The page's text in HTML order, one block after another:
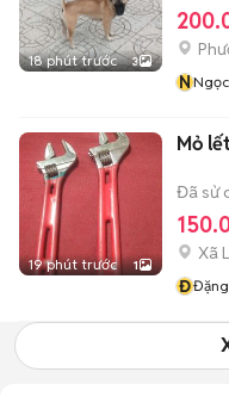
18 phút trước 3
NNgọc
19 phút trước 1
Mỏ
Đã sử
Xã
Đ